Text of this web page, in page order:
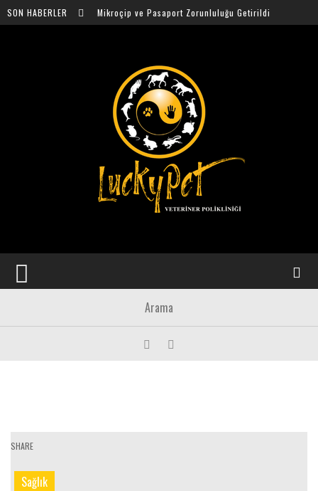
SON HABERLER
Evcil Hayvanlara Mikroçip ve Pasaport Zorunluluğu Getirildi
SHARE
Sağlık